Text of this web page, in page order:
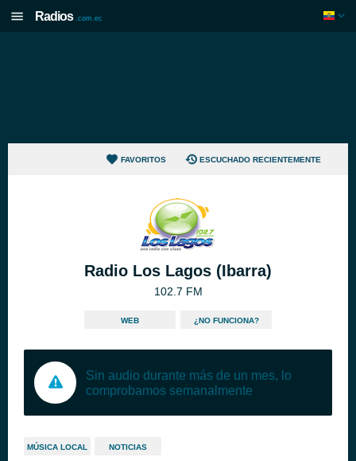
Radios .com.ec
FAVORITOS ESCUCHADO RECIENTEMENTE
Radio Los Lagos (Ibarra)
102.7 FM
WEB ¿NO FUNCIONA?
Sin audio durante más de un mes, lo
comprobamos semanalmente
MÚSICA LOCAL NOTICIAS